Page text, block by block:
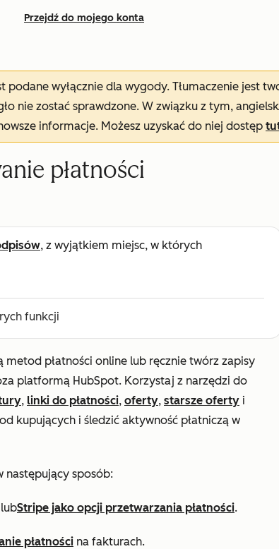
Przejdź do mojego konta
podane wyłącznie dla wygody. Tłumaczenie jest
nie zostać sprawdzone. W związku z tym,
informacje. Możesz uzyskać do niej dostęp
płatności
, z wyjątkiem miejsc, w których
funkcji
metod płatności online lub ręcznie twórz zapisy
platformą HubSpot. Korzystaj z narzędzi do
, linki do płatności, oferty, starsze oferty i
kupujących i śledzić aktywność płatniczą w
następujący sposób:
lubStripe jako opcji przetwarzania płatności.
płatności na fakturach.